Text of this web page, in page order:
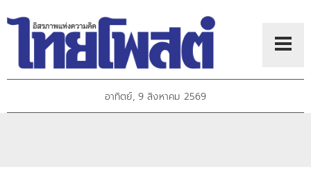
อาทิตย์, 9 สิงหาคม 2569